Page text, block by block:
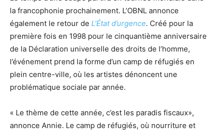
la francophonie prochainement. L’OBNL annonce
également le retour de L’État d’urgence. Créé pour la
première fois en 1998 pour le cinquantième anniversaire
de la Déclaration universelle des droits de l’homme,
l’événement prend la forme d’un camp de réfugiés en
plein centre-ville, où les artistes dénoncent une
problématique sociale par année.
« Le thème de cette année, c’est les paradis fiscaux»,
annonce Annie. Le camp de réfugiés, où nourriture et